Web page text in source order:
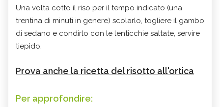
Una volta cotto il riso per il tempo indicato (una
trentina di minuti in genere) scolarlo, togliere il gambo
di sedano e condirlo con le lenticchie saltate, servire
tiepido.
Prova anche la ricetta del risotto all'ortica
Per approfondire: